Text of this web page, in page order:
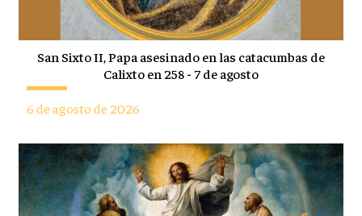
San Sixto II, Papa asesinado en las catacumbas de
Calixto en 258 - 7 de agosto
6 de agosto de 2026